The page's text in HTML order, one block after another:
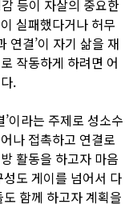
등이 자살의 중요한
실패했다거나 허무
연결’이 자기 삶을 재
작동하게 하려면 어
.
이라는 주제로 성소수
나 접촉하고 연결로
활동을 하고자 마음
도 게이를 넘어서 다
함께 하고자 계획을